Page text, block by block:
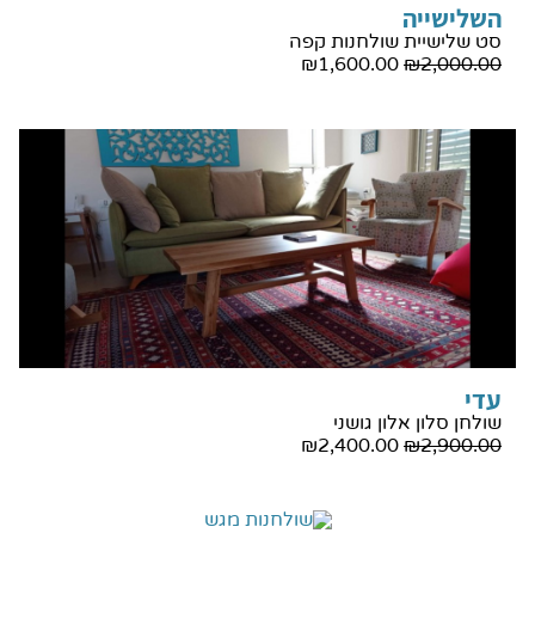
השלישייה
סט שלישיית שולחנות קפה
₪2,000.00
₪1,600.00
עדי
שולחן סלון אלון גושני
₪2,900.00
₪2,400.00